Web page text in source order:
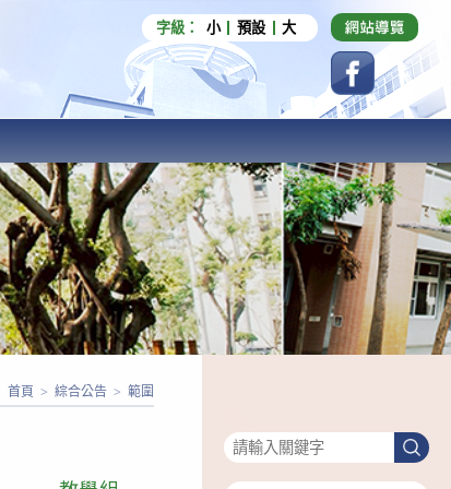
字級： 小 預設 大
首頁 > 綜合公告 > 範圍
搜
尋